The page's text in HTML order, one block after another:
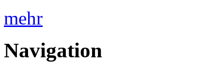
mehr
Navigation